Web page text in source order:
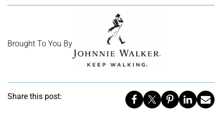
Brought To You By
Share this post: